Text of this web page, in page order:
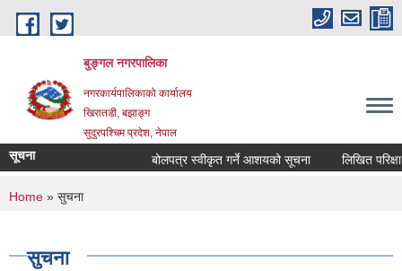
Skip to main content
बुङ्गल नगरपालिका
नगरकार्यपालिकाको कार्यालय
खिरातडी, बझाङ्ग
सुदुरपश्चिम प्रदेश, नेपाल
सूचना बोलपत्र स्वीकृत गर्ने आशयको सूचना लिखित परिक्षा
You are here
Home » सुचना
सुचना